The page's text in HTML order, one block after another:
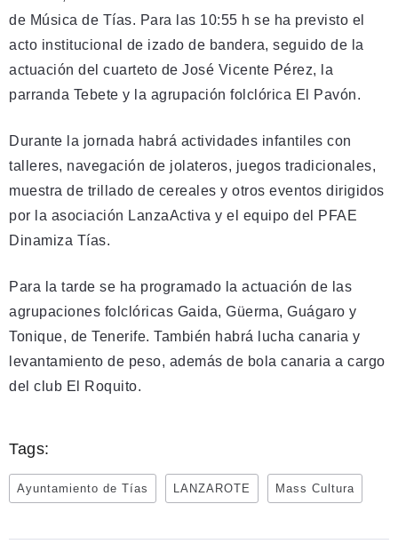
de Música de Tías. Para las 10:55 h se ha previsto el
acto institucional de izado de bandera, seguido de la
actuación del cuarteto de José Vicente Pérez, la
parranda Tebete y la agrupación folclórica El Pavón.
Durante la jornada habrá actividades infantiles con
talleres, navegación de jolateros, juegos tradicionales,
muestra de trillado de cereales y otros eventos dirigidos
por la asociación LanzaActiva y el equipo del PFAE
Dinamiza Tías.
Para la tarde se ha programado la actuación de las
agrupaciones folclóricas Gaida, Güerma, Guágaro y
Tonique, de Tenerife. También habrá lucha canaria y
levantamiento de peso, además de bola canaria a cargo
del club El Roquito.
Tags:
Ayuntamiento de Tías LANZAROTE Mass Cultura